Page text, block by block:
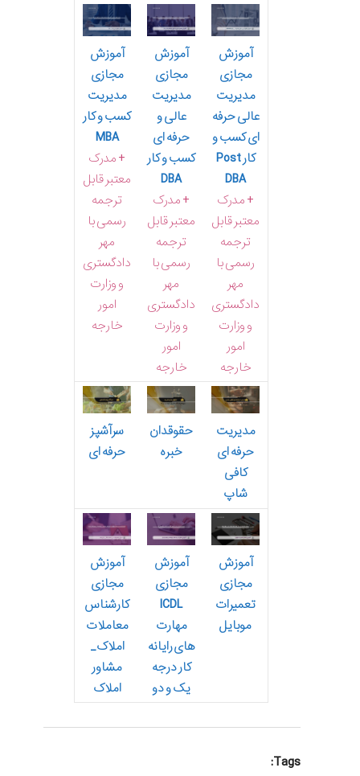
آموزش
مجازی
مدیریت
عالی حرفه
ای کسب و
کار Post
DBA
+ مدرک
معتبر قابل
ترجمه
رسمی با
مهر
دادگستری
و وزارت
امور
خارجه
آموزش
مجازی
مدیریت
عالی و
حرفه ای
کسب و کار
DBA
+ مدرک
معتبر قابل
ترجمه
رسمی با
مهر
دادگستری
و وزارت
امور
خارجه
آموزش
مجازی
مدیریت
کسب و کار
MBA
+ مدرک
معتبر قابل
ترجمه
رسمی با
مهر
دادگستری
و وزارت
امور
خارجه
مدیریت
حرفه ای
کافی
شاپ
حقوقدان
خبره
سرآشپز
حرفه ای
آموزش
مجازی
تعمیرات
موبایل
آموزش
مجازی
ICDL
مهارت
های رایانه
کار درجه
یک و دو
آموزش
مجازی
کارشناس
معاملات
املاک_
مشاور
املاک
Tags: